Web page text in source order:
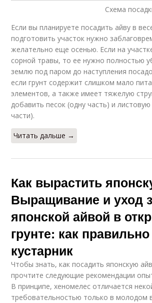
Схема посадки айвы
Если вы планируете посадить айву в
подготовить участок нужно
желательно еще осенью. Если на
сорной травы, то ее нужно полностью
землю под паром до наступления
если грунт содержит слишком мало
элементов, а также имеет тяжелую
добавить песок (одну часть) и
части).
Читать дальше →
Как вырастить
Выращивание и уход
японской айвой в
грунте: как
кустарник
Чтобы знать, как посадить японскую
прочтите следующие рекомендации
В принципе, хеномелес отличается
требовательностью только в молодом